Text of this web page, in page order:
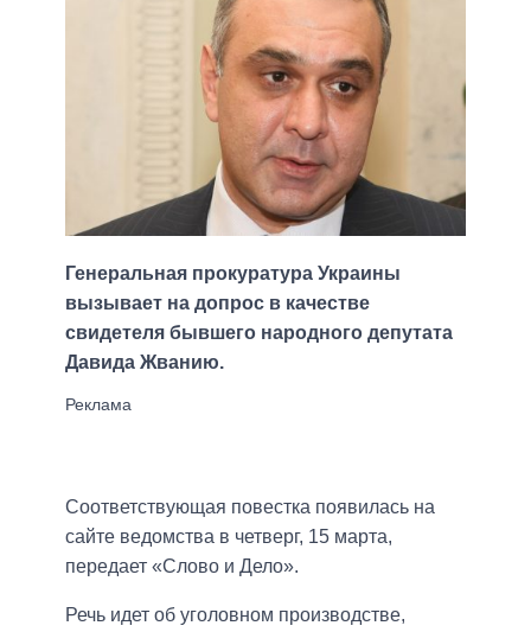
Генеральная прокуратура Украины
вызывает на допрос в качестве
свидетеля бывшего народного депутата
Давида Жванию.
Соответствующая повестка появилась на
сайте ведомства в четверг, 15 марта,
передает «Слово и Дело».
Речь идет об уголовном производстве,